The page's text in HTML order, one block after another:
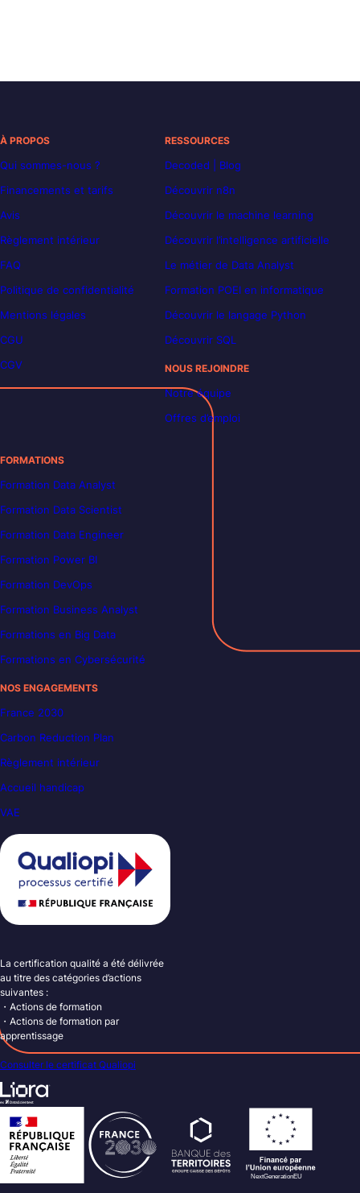
À PROPOS
Qui sommes-nous ?
Financements et tarifs
Avis
Règlement intérieur
FAQ
Politique de confidentialité
Mentions légales
CGU
CGV
RESSOURCES
Decoded | Blog
Découvrir n8n
Découvrir le machine learning
Découvrir l’intelligence artificielle
Le métier de Data Analyst
Formation POEI en informatique
Découvrir le langage Python
Découvrir SQL
NOUS REJOINDRE
Notre équipe
Offres d’emploi
FORMATIONS
Formation Data Analyst
Formation Data Scientist
Formation Data Engineer
Formation Power BI
Formation DevOps
Formation Business Analyst
Formations en Big Data
Formations en Cybersécurité
NOS ENGAGEMENTS
France 2030
Carbon Reduction Plan
Règlement intérieur
Accueil handicap
VAE
La certification qualité a été délivrée
au titre des catégories d’actions
suivantes :
・Actions de formation
・Actions de formation par
apprentissage
Consulter le certificat Qualiopi